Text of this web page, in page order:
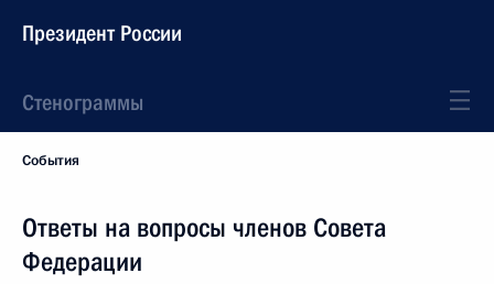
Президент России
Стенограммы
События
Ответы на вопросы членов Совета
Федерации